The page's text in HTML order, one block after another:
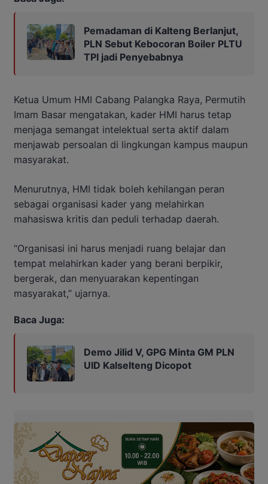
Pemadaman di Kalteng Berlanjut,
PLN Sebut Kebocoran Boiler PLTU
TPI jadi Penyebabnya
Ketua Umum HMI Cabang Palangka Raya, Permutih
Imam Basar mengatakan, kader HMI harus tetap
menjaga semangat intelektual serta aktif dalam
menjawab persoalan di lingkungan kampus maupun
masyarakat.
Menurutnya, HMI tidak boleh kehilangan peran
sebagai organisasi kader yang melahirkan
mahasiswa kritis dan peduli terhadap daerah.
“Organisasi ini harus menjadi ruang belajar dan
tempat melahirkan kader yang berani berpikir,
bergerak, dan menyuarakan kepentingan
masyarakat,” ujarnya.
Baca Juga:
Demo Jilid V, GPG Minta GM PLN
UID Kalselteng Dicopot